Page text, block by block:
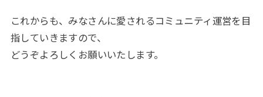
これからも、みなさんに愛されるコミュニティ運営を目
指していきますので、
どうぞよろしくお願いいたします。